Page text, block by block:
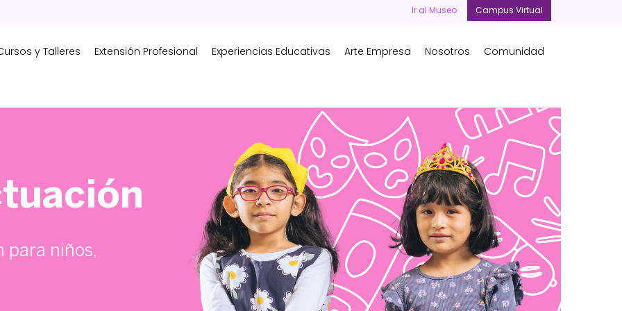
Ir al Museo Campus Virtual
y Talleres Extensión Profesional Experiencias Educativas Arte Empresa Nosotros Comunidad
para niños,